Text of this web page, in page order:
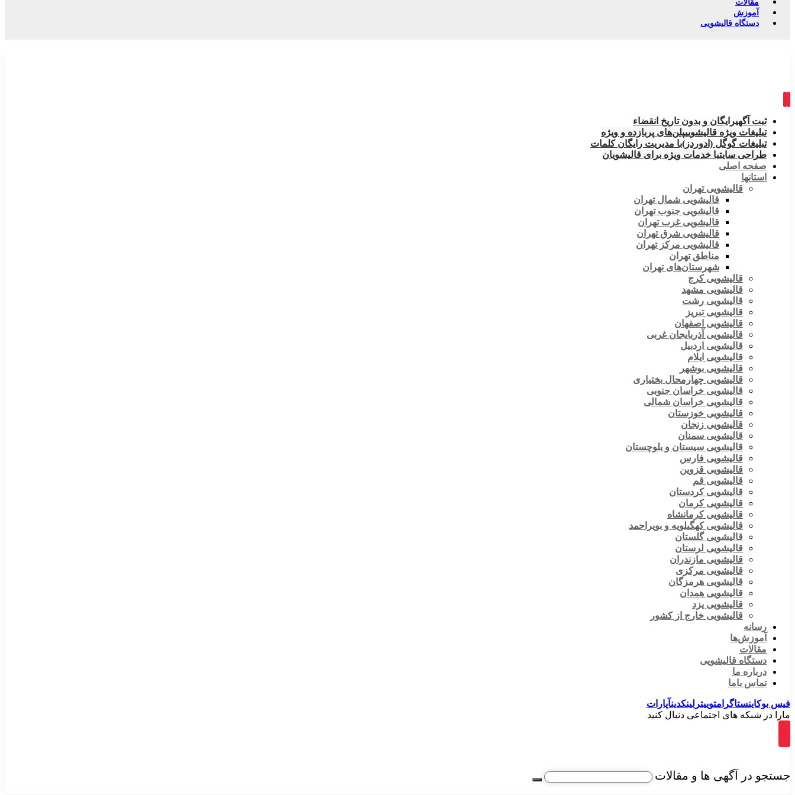
مقالات
آموزش
دستگاه قالیشویی
ثبت آگهیرایگان و بدون تاریخ انقضاء
تبلیغات ویژه قالیشوییپلن‌های پربازده و ویژه
تبلیغات گوگل (ادوردز)با مدیریت رایگان کلمات
طراحی سایتبا خدمات ویژه برای قالیشویان
صفحه اصلی
استانها
قالیشویی تهران
قالیشویی شمال تهران
قالیشویی جنوب تهران
قالیشویی غرب تهران
قالیشویی شرق تهران
قالیشویی مرکز تهران
مناطق تهران
شهرستان‌های تهران
قالیشویی کرج
قالیشویی مشهد
قالیشویی رشت
قالیشویی تبریز
قالیشویی اصفهان
قالیشویی آذربایجان غربی
قالیشویی اردبیل
قالیشویی ایلام
قالیشویی بوشهر
قالیشویی چهارمحال بختیاری
قالیشویی خراسان جنوبی
قالیشویی خراسان شمالی
قالیشویی خوزستان
قالیشویی زنجان
قالیشویی سمنان
قالیشویی سیستان و بلوچستان
قالیشویی فارس
قالیشویی قزوین
قالیشویی قم
قالیشویی کردستان
قالیشویی کرمان
قالیشویی کرمانشاه
قالیشویی کهگیلویه و بویراحمد
قالیشویی گلستان
قالیشویی لرستان
قالیشویی مازندران
قالیشویی مرکزی
قالیشویی هرمزگان
قالیشویی همدان
قالیشویی یزد
قالیشویی خارج از کشور
رسانه
آموزش‌ها
مقالات
دستگاه قالیشویی
درباره ما
تماس باما
فیس بوکاینستاگرامتوییتر لینکدینآپارات
مارا در شبکه های اجتماعی دنبال کنید
جستجو در آگهی ها و مقالات